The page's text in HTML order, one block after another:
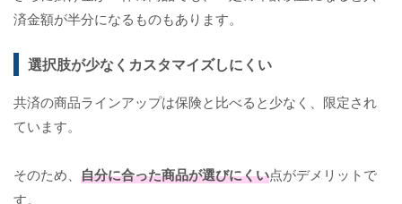
済金額が半分になるものもあります。
選択肢が少なくカスタマイズしにくい
共済の商品ラインアップは保険と比べると少なく、限定され
ています。
そのため、 自分に合った商品が選びにくい点がデメリットで
す。